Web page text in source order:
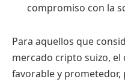
compromiso con la
Para aquellos que
mercado cripto suizo, el
favorable y